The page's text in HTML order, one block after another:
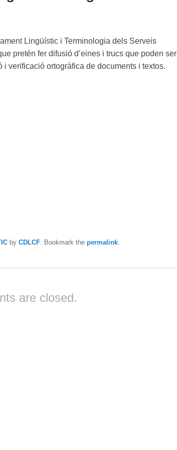
Lingüístic i Terminologia dels Serveis
pretén fer difusió d’eines i trucs que poden ser
i verificació ortogràfica de documents i textos.
by CDLCF. Bookmark the permalink.
are closed.